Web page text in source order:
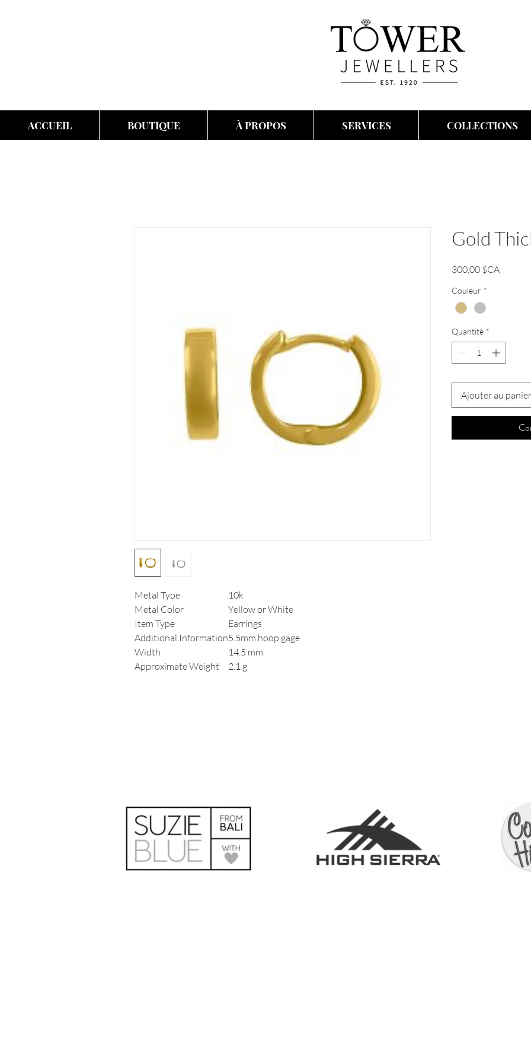
ACCUEIL BOUTIQUE À PROPOS SERVICES COLLECTIONS
Metal Type
10k
Metal Color
Yellow or White
Item Type
Earrings
Additional Information5.5mm hoop gage
Width
14.5 mm
Approximate Weight
2.1 g
Gold
300,00 $CAPrix
Couleur *
Quantité *
Ajouter au panier